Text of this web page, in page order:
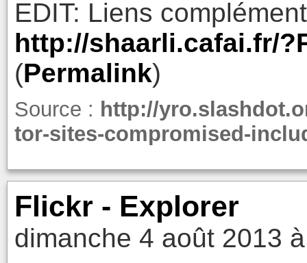
EDIT: Liens
http://shaarli.cafai.fr/
(Permalink)
Source : http://
tor-sites-compromised-
Flickr - Explorer
dimanche 4 août 2013